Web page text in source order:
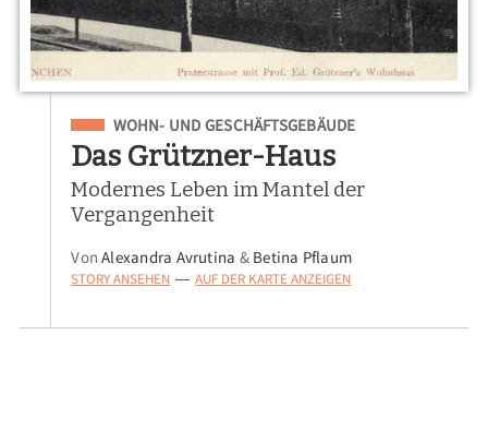
Eingeordnet unter
WOHN- UND GESCHÄFTSGEBÄUDE
Das Grützner-Haus
Modernes Leben im Mantel der
Vergangenheit
VonAlexandra Avrutina & Betina Pflaum
STORY ANSEHEN — AUF DER KARTE ANZEIGEN